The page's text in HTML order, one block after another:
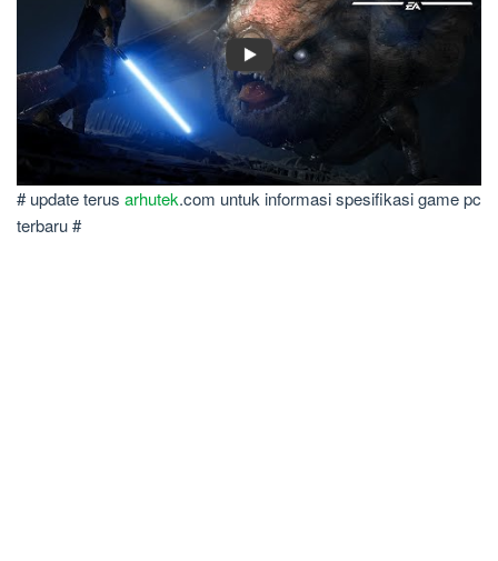
# update terus arhutek.com untuk informasi spesifikasi game pc
terbaru #